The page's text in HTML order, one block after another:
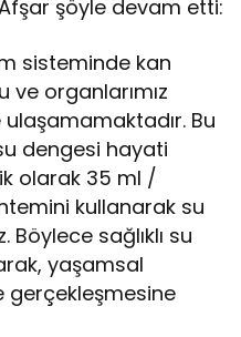
şöyle devam etti:
sisteminde kan
ve organlarımız
Bu
dengesi hayati
olarak 35 ml /
kullanarak su
Böylece sağlıklı su
yaşamsal
gerçekleşmesine